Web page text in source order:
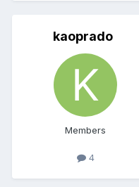
kaoprado
Members
4